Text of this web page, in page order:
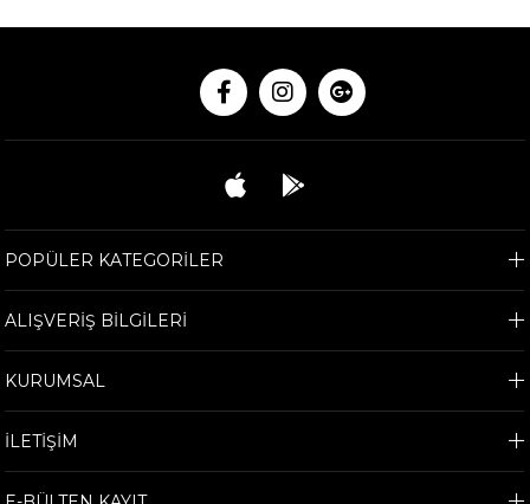
POPÜLER KATEGORİLER
ALIŞVERİŞ BİLGİLERİ
KURUMSAL
İLETİŞİM